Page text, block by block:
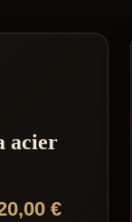
acier
€Plage